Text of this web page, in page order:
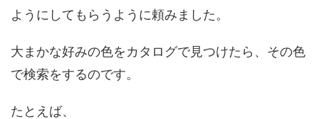
ようにしてもらうように頼みました。
大まかな好みの色をカタログで見つけたら、その色
で検索をするのです。
たとえば、